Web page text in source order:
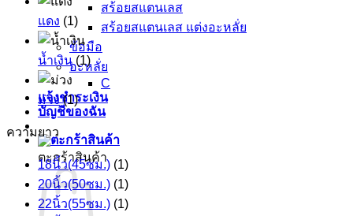
สร้อยสแตนเลส
สร้อยสแตนเลส แต่งอะหลั่ย
ข้อมือ
อะหลั่ย
C
แจ้งชำระเงิน
บัญชีของฉัน
ตะกร้าสินค้า
แดง (1)
น้ำเงิน (1)
ม่วง (1)
ความยาว
18นิ้ว(45ซม.) (1)
20นิ้ว(50ซม.) (1)
22นิ้ว(55ซม.) (1)